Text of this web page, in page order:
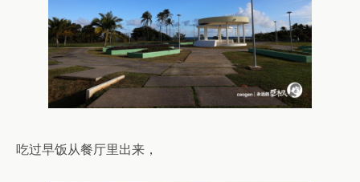
吃过早饭从餐厅里出来，